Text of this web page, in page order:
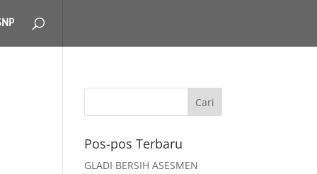
Pos-pos Terbaru
GLADI BERSIH ASESMEN